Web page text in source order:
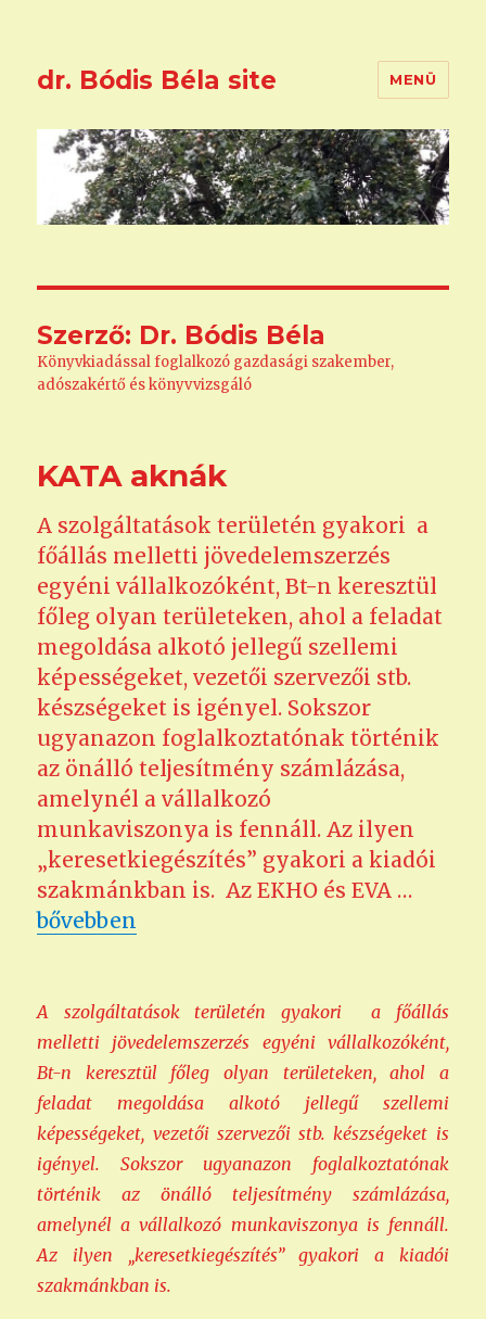
dr. Bódis Béla site MENÜ
Szerző: Dr. Bódis Béla
Könyvkiadással foglalkozó gazdasági szakember,
adószakértő és könyvvizsgáló
KATA aknák
A szolgáltatások területén gyakori a
főállás melletti jövedelemszerzés
egyéni vállalkozóként, Bt-n keresztül
főleg olyan területeken, ahol a feladat
megoldása alkotó jellegű szellemi
képességeket, vezetői szervezői stb.
készségeket is igényel. Sokszor
ugyanazon foglalkoztatónak történik
az önálló teljesítmény számlázása,
amelynél a vállalkozó
munkaviszonya is fennáll. Az ilyen
„keresetkiegészítés” gyakori a kiadói
szakmánkban is. Az EKHO és EVA …
„KATA aknák”
bővebben
A szolgáltatások területén gyakori a főállás
melletti jövedelemszerzés egyéni vállalkozóként,
Bt-n keresztül főleg olyan területeken, ahol a
feladat megoldása alkotó jellegű szellemi
képességeket, vezetői szervezői stb. készségeket is
igényel. Sokszor ugyanazon foglalkoztatónak
történik az önálló teljesítmény számlázása,
amelynél a vállalkozó munkaviszonya is fennáll.
Az ilyen „keresetkiegészítés” gyakori a kiadói
szakmánkban is.